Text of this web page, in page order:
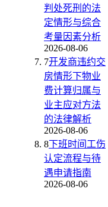
判处死刑的法
定情形与综合
考量因素分析
2026-08-06
7开发商违约交
房情形下物业
费计算归属与
业主应对方法
的法律解析
2026-08-06
8下班时间工伤
认定流程与待
遇申请指南
2026-08-06